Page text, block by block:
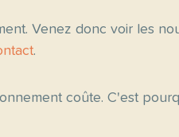
Venez donc voir les
.
coûte. C'est